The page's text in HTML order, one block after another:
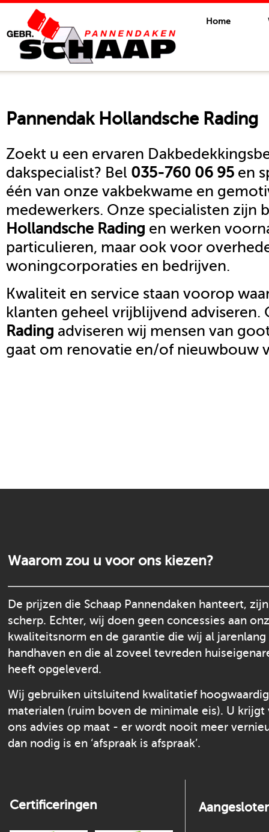
Home
Pannendak Hollandsche Rading
Zoekt u een ervaren
dakspecialist? Bel 035-760 06 95 en
één van onze vakbekwame en
medewerkers. Onze specialisten zijn
Hollandsche Rading en werken
particulieren, maar ook voor
woningcorporaties en bedrijven.
Kwaliteit en service staan voorop
klanten geheel vrijblijvend adviseren.
Rading adviseren wij mensen van
gaat om renovatie en/of nieuwbouw
Waarom zou u voor ons kiezen?
De prijzen die Schaap Pannendaken hanteert,
scherp. Echter, wij doen geen concessies aan
kwaliteitsnorm en de garantie die wij al jarenlang
handhaven en die al zoveel tevreden
heeft opgeleverd.
Wij gebruiken uitsluitend kwalitatief
materialen (ruim boven de minimale eis). U krijgt
ons advies op maat - er wordt nooit meer
dan nodig is en ‘afspraak is afspraak’.
Certificeringen